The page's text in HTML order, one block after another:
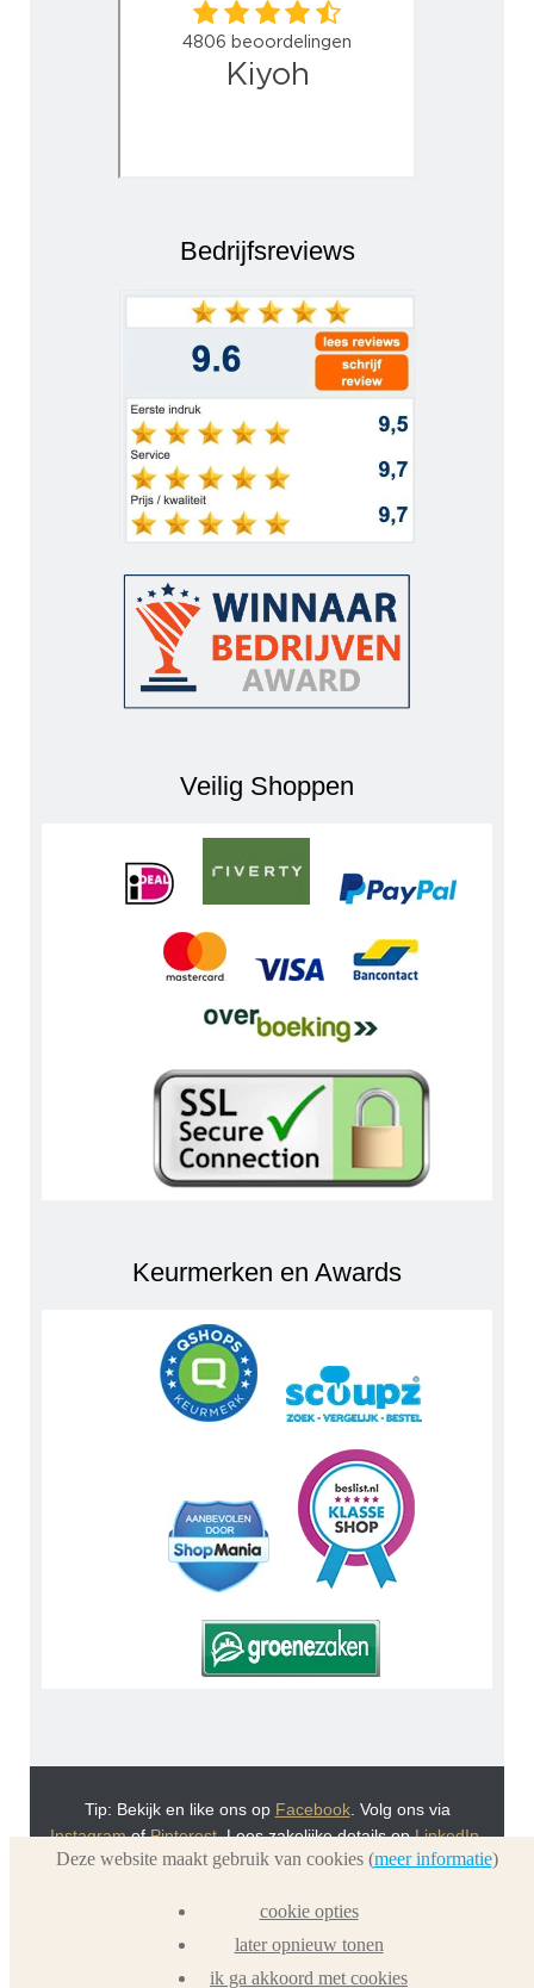
Bedrijfsreviews
Veilig Shoppen
Keurmerken en Awards
Tip: Bekijk en like ons op Facebook. Volg ons via
InstagramofPinterest. Lees zakelijke details opLinkedIn.
Of bekijk Urnwebshop.nl instructie video's viaYou Tube.
Dierenurnwinkel.nlenGraflantaarn.nl
Deze website maakt gebruik van cookies (meer informatie)
cookie opties
later opnieuw tonen
ik ga akkoord met cookies